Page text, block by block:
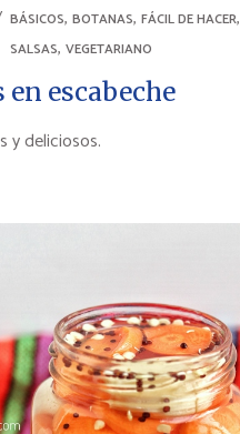
BÁSICOS, BOTANAS, FÁCIL DE HACER,
SALSAS, VEGETARIANO
en escabeche
y deliciosos.